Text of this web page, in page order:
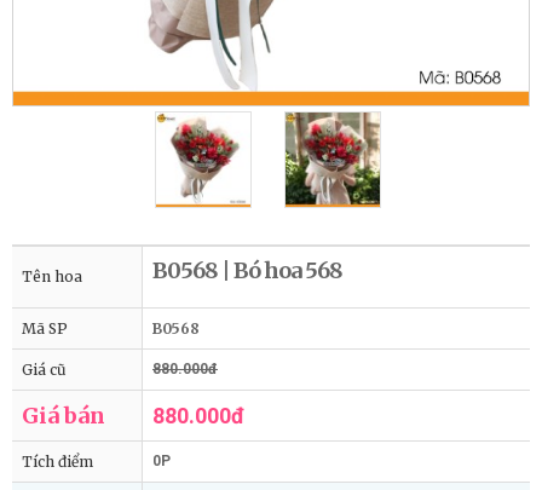
Tên hoa B0568 | Bó hoa 568
Mã SP B0568
Giá cũ 880.000đ
Giá bán 880.000đ
Tích điểm 0P